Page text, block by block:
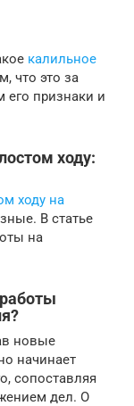
калильное
что это за
его признаки и
ходу:
ходу на
В статье
на
новые
начинает
сопоставляя
дел. О